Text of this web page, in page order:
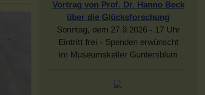
Vortrag von Prof. Dr. Hanno Beck
über die Glücksforschung
Sonntag, dem 27.9.2026 - 17 Uhr
Eintritt frei - Spenden erwünscht
im Museumskeller Guntersblum